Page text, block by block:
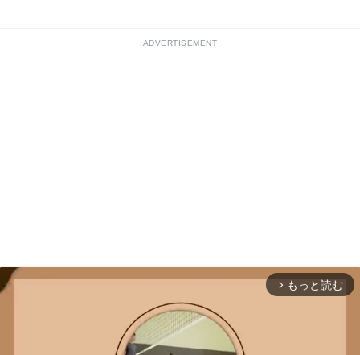
ADVERTISEMENT
arrow_forward_ios もっと読む